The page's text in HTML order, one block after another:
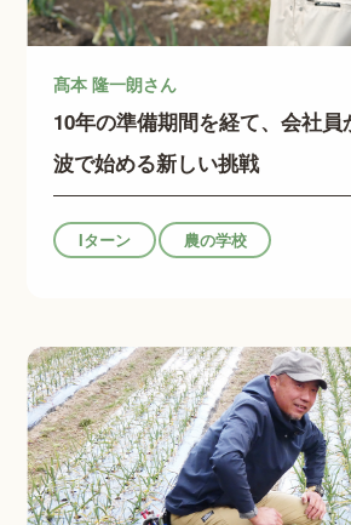
髙本 隆一朗さん
10年の準備期間を経て、会社
波で始める新しい挑戦
Iターン 農の学校